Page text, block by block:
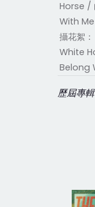
Horse /
With Me
攝花絮
White
Belong
歷屆專輯